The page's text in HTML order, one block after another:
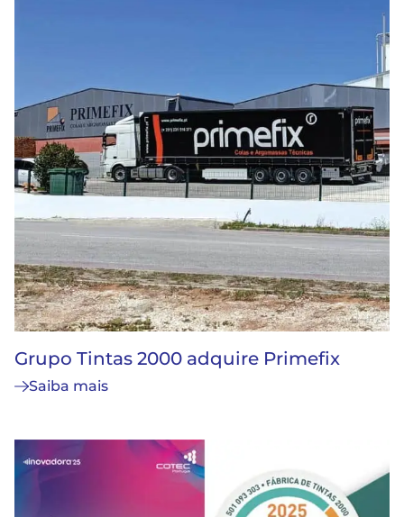
Grupo Tintas 2000 adquire Primefix
Saiba mais